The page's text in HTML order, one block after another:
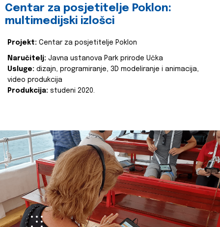
Centar za posjetitelje Poklon:
multimedijski izlošci
Projekt: Centar za posjetitelje Poklon
Naručitelj: Javna ustanova Park prirode Učka
Usluge: dizajn, programiranje, 3D modeliranje i animacija,
video produkcija
Produkcija: studeni 2020.